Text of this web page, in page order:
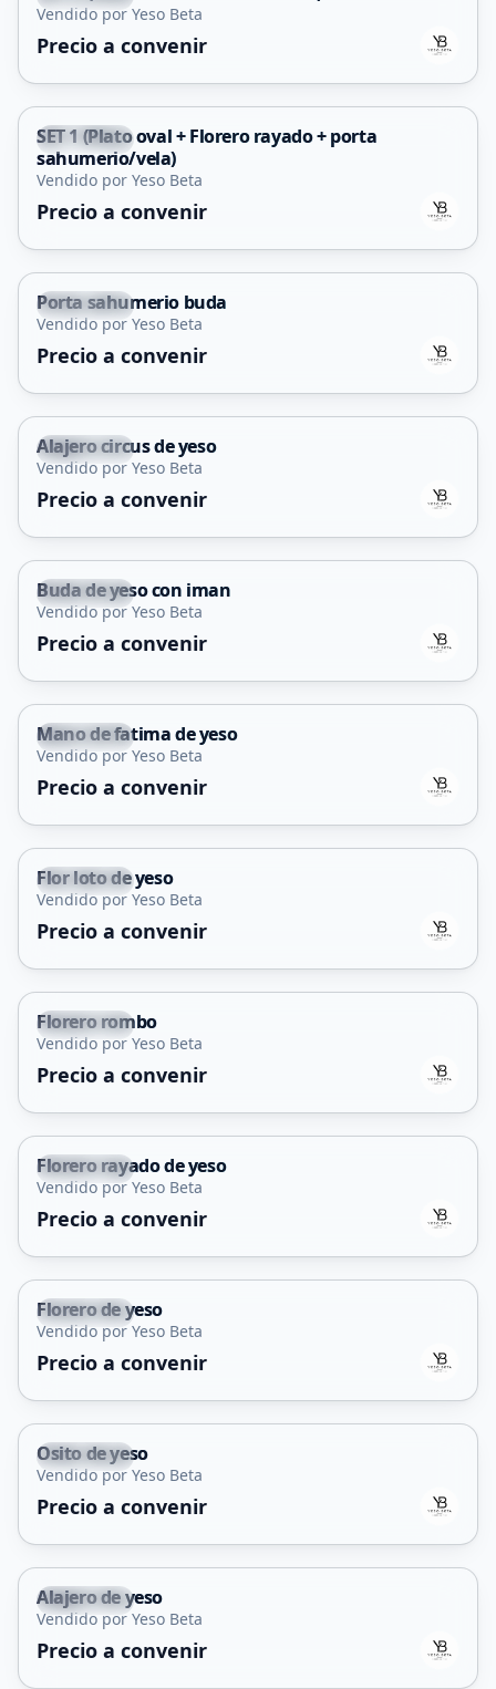
Vendido por Yeso Beta
Precio a convenir
La Punta
SET 1 (Plato oval + Florero rayado + porta
sahumerio/vela)
Vendido por Yeso Beta
Precio a convenir
La Punta
Porta sahumerio buda
Vendido por Yeso Beta
Precio a convenir
La Punta
Alajero circus de yeso
Vendido por Yeso Beta
Precio a convenir
La Punta
Buda de yeso con iman
Vendido por Yeso Beta
Precio a convenir
La Punta
Mano de fatima de yeso
Vendido por Yeso Beta
Precio a convenir
La Punta
Flor loto de yeso
Vendido por Yeso Beta
Precio a convenir
La Punta
Florero rombo
Vendido por Yeso Beta
Precio a convenir
La Punta
Florero rayado de yeso
Vendido por Yeso Beta
Precio a convenir
La Punta
Florero de yeso
Vendido por Yeso Beta
Precio a convenir
La Punta
Osito de yeso
Vendido por Yeso Beta
Precio a convenir
La Punta
Alajero de yeso
Vendido por Yeso Beta
Precio a convenir